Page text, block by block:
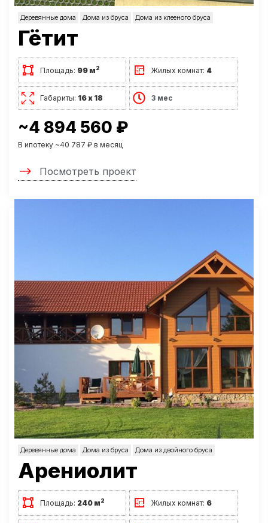
Деревянные дома Дома из бруса Дома из клееного бруса
Гётит
Площадь: 99 м2 Жилых комнат: 4
Габариты: 16 х 18 3 мес
~4 894 560 ₽
В ипотеку ~40 787 ₽ в месяц
Посмотреть проект
Деревянные дома Дома из бруса Дома из двойного бруса
Арениолит
Площадь: 240 м2 Жилых комнат: 6